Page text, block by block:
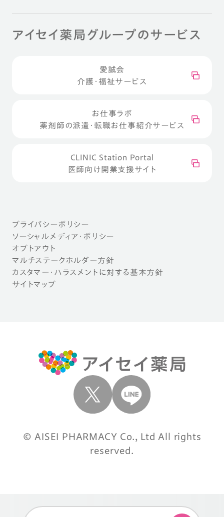
アイセイ薬局グループのサービス
愛誠会
介護・福祉サービス
お仕事ラボ
薬剤師の派遣・転職お仕事紹介サービス
CLINIC Station Portal
医師向け開業支援サイト
プライバシーポリシー
ソーシャルメディア・ポリシー
オプトアウト
マルチステークホルダー方針
カスタマー・ハラスメントに対する基本方針
サイトマップ
© AISEI PHARMACY Co., Ltd All rights
reserved.